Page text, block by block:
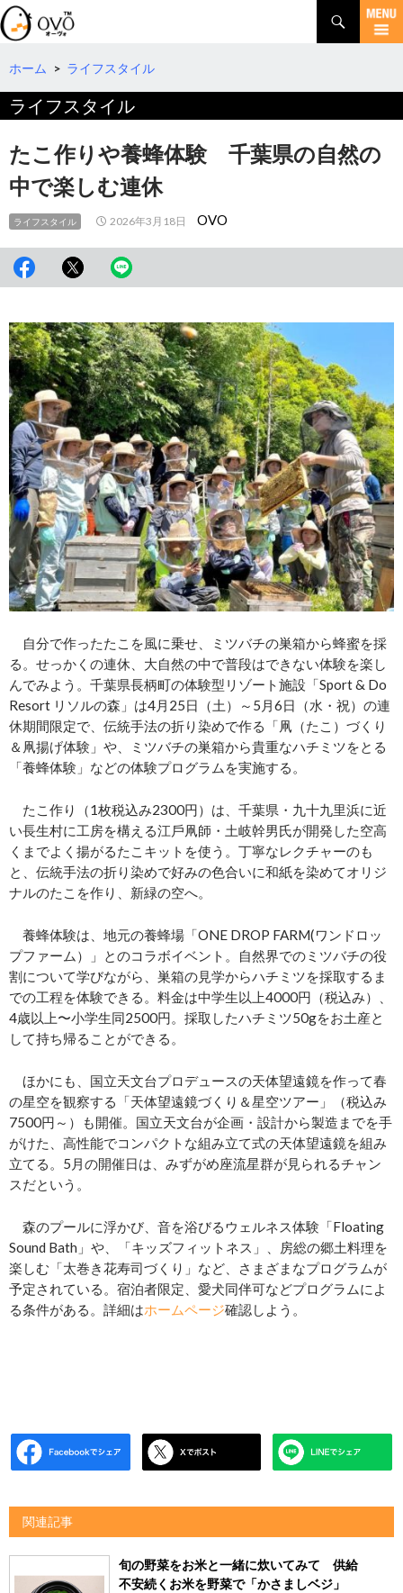
検
索
コ
テ
ツ
へ
動
ホーム > ライフスタイル
ライフスタイル
たこ作りや養蜂体験 千葉県の自然の
中で楽しむ連休
ライフスタイル 2026年3月18日 OVO
自分で作ったたこを風に乗せ、ミツバチの巣箱から蜂蜜を採
る。せっかくの連休、大自然の中で普段はできない体験を楽し
んでみよう。千葉県長柄町の体験型リゾート施設「Sport & Do
Resort リソルの森」は4月25日（土）～5月6日（水・祝）の連
休期間限定で、伝統手法の折り染めで作る「凧（たこ）づくり
＆凧揚げ体験」や、ミツバチの巣箱から貴重なハチミツをとる
「養蜂体験」などの体験プログラムを実施する。
たこ作り（1枚税込み2300円）は、千葉県・九十九里浜に近
い⻑生村に工房を構える江戶凧師・土岐幹男氏が開発した空高
くまでよく揚がるたこキットを使う。丁寧なレクチャーのも
と、伝統手法の折り染めで好みの色合いに和紙を染めてオリジ
ナルのたこを作り、新緑の空へ。
養蜂体験は、地元の養蜂場「ONE DROP FARM(ワンドロッ
プファーム）」とのコラボイベント。自然界でのミツバチの役
割について学びながら、巣箱の見学からハチミツを採取するま
での工程を体験できる。料金は中学生以上4000円（税込み）、
4歳以上〜小学生同2500円。採取したハチミツ50gをお土産と
して持ち帰ることができる。
ほかにも、国立天文台プロデュースの天体望遠鏡を作って春
の星空を観察する「天体望遠鏡づくり＆星空ツアー」（税込み
7500円～）も開催。国立天文台が企画・設計から製造までを手
がけた、高性能でコンパクトな組み立て式の天体望遠鏡を組み
立てる。5月の開催日は、みずがめ座流星群が見られるチャン
スだという。
森のプールに浮かび、音を浴びるウェルネス体験「Floating
Sound Bath」や、「キッズフィットネス」、房総の郷土料理を
楽しむ「太巻き花寿司づくり」など、さまざまなプログラムが
予定されている。宿泊者限定、愛犬同伴可などプログラムによ
る条件がある。詳細はホームページ確認しよう。
関連記事
旬の野菜をお米と一緒に炊いてみて 供給
不安続くお米を野菜で「かさましベジ」